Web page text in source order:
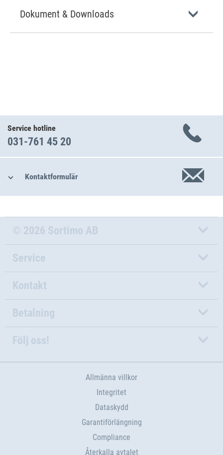
Dokument & Downloads
Service hotline
031-761 45 20
Kontaktformulär
© 2026 Sortimo AB
Service
Kontakt
Betalning
Följ oss!
Allmänna villkor
Integritet
Dataskydd
Garantiförlängning
Compliance
Återkalla avtalet